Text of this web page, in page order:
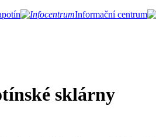
Informační centrum
sklárny